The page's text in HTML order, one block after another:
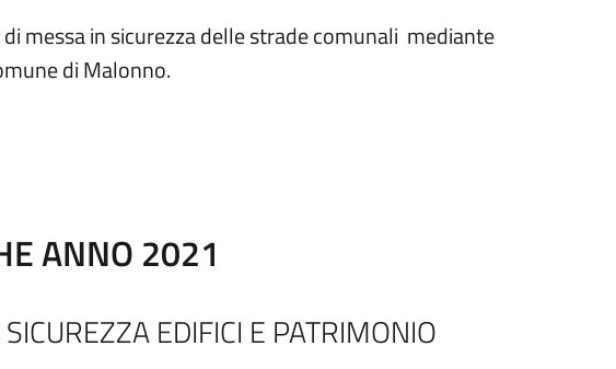
messa in sicurezza delle strade comunali mediante
di Malonno.
ANNO 2021
EDIFICI E PATRIMONIO